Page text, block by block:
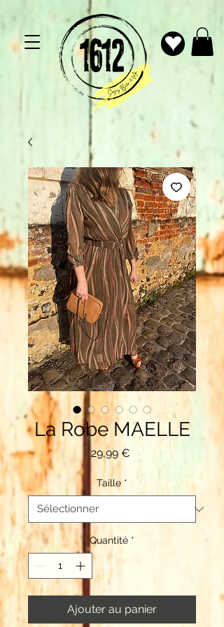
La Robe MAELLE
29,99 €Prix
Taille *
Quantité *
Ajouter au panier